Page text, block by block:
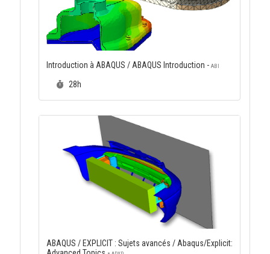
Introduction à ABAQUS / ABAQUS Introduction - ABI
Durée :
28h
ABAQUS / EXPLICIT : Sujets avancés / Abaqus/Explicit: